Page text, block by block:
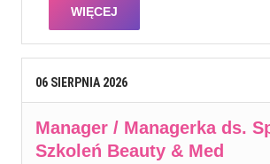
WIĘCEJ
06 SIERPNIA 2026
Manager / Managerka ds.
Szkoleń Beauty & Med